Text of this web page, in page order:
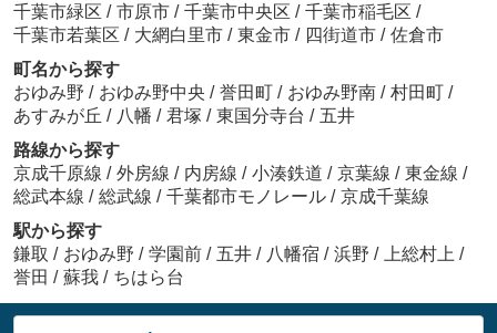
千葉市緑区 / 市原市 / 千葉市中央区 / 千葉市稲毛区 /
千葉市若葉区 / 大網白里市 / 東金市 / 四街道市 / 佐倉市
町名から探す
おゆみ野 / おゆみ野中央 / 誉田町 / おゆみ野南 / 村田町 /
あすみが丘 / 八幡 / 君塚 / 東国分寺台 / 五井
路線から探す
京成千原線 / 外房線 / 内房線 / 小湊鉄道 / 京葉線 / 東金線 /
総武本線 / 総武線 / 千葉都市モノレール / 京成千葉線
駅から探す
鎌取 / おゆみ野 / 学園前 / 五井 / 八幡宿 / 浜野 / 上総村上 /
誉田 / 蘇我 / ちはら台